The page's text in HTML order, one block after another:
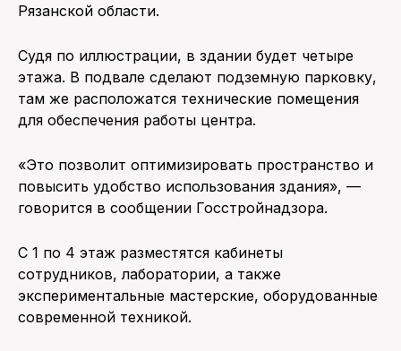
Рязанской области.
Судя по иллюстрации, в здании будет четыре
этажа. В подвале сделают подземную парковку,
там же расположатся технические помещения
для обеспечения работы центра.
«Это позволит оптимизировать пространство и
повысить удобство использования здания», —
говорится в сообщении Госстройнадзора.
С 1 по 4 этаж разместятся кабинеты
сотрудников, лаборатории, а также
экспериментальные мастерские, оборудованные
современной техникой.